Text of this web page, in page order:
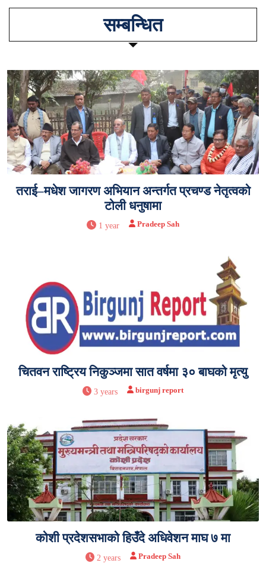
सम्बन्धित
तराई–मधेश जागरण अभियान अन्तर्गत प्रचण्ड नेतृत्वको
टोली धनुषामा
1 year Pradeep Sah
चितवन राष्ट्रिय निकुञ्जमा सात वर्षमा ३० बाघको मृत्यु
3 years birgunj report
कोशी प्रदेशसभाको हिउँदे अधिवेशन माघ ७ मा
2 years Pradeep Sah